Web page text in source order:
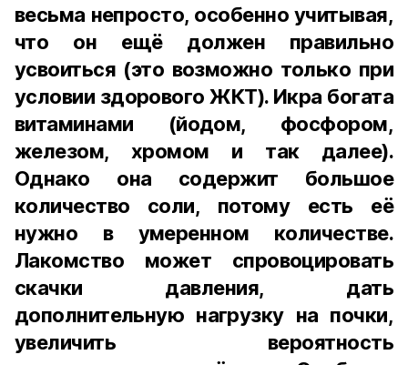
весьма непросто, особенно учитывая,
что он ещё должен правильно
усвоиться (это возможно только при
условии здорового ЖКТ). Икра богата
витаминами (йодом, фосфором,
железом, хромом и так далее).
Однако она содержит большое
количество соли, потому есть её
нужно в умеренном количестве.
Лакомство может спровоцировать
скачки давления, дать
дополнительную нагрузку на почки,
увеличить вероятность